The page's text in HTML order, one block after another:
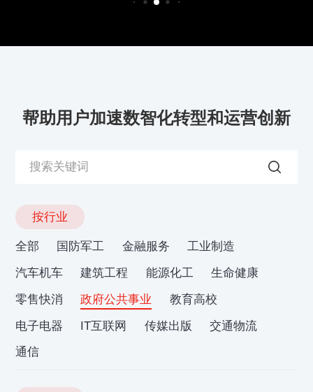
帮助用户加速数智化转型和运营创新
按行业
全部 国防军工 金融服务
工业制造
汽车机车
建筑工程 能源化工
生命健康
零售快消
政府公共事业
教育高校
电子电器
IT互联网 传媒出版
交通物流
通信